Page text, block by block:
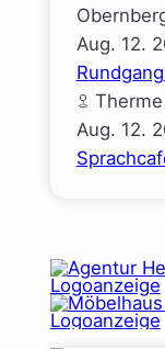
Aug. 12.
Aug. 12.